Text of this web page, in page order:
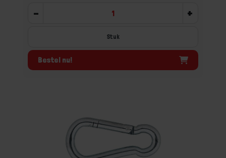
- +
Stuk
Bestel nu!